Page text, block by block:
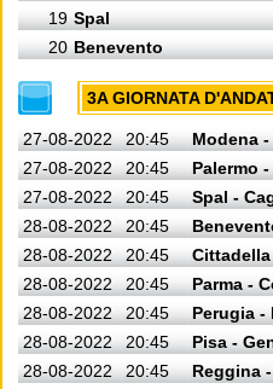
19 Spal
20 Benevento
3A GIORNATA
27-08-2022 20:45
Modena -
27-08-2022
20:45
Palermo
27-08-2022
20:45
Spal -
28-08-2022
20:45
28-08-2022
20:45
Cittadella
28-08-2022
20:45
Parma -
28-08-2022
20:45
Perugia -
28-08-2022
20:45
Pisa -
28-08-2022
20:45
Reggina